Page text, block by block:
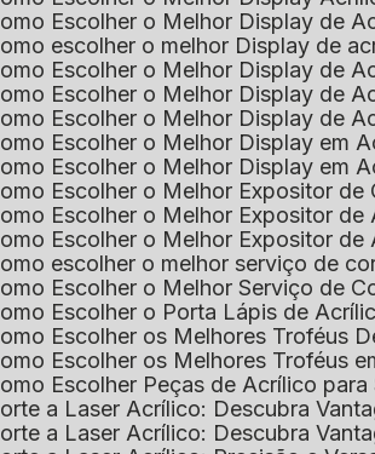
Como Escolher o Melhor Display de
Como escolher o melhor Display de
Como Escolher o Melhor Display de
Como Escolher o Melhor Display de
Como Escolher o Melhor Display de
Como Escolher o Melhor Display em
Como Escolher o Melhor Display em
Como Escolher o Melhor Expositor
Como Escolher o Melhor Expositor
Como Escolher o Melhor Expositor
Como escolher o melhor serviço de
Como Escolher o Melhor Serviço de
Como Escolher o Porta Lápis de
Como Escolher os Melhores Troféus
Como Escolher os Melhores Troféus
Como Escolher Peças de Acrílico
Corte a Laser Acrílico: Descubra
Corte a Laser Acrílico: Descubra